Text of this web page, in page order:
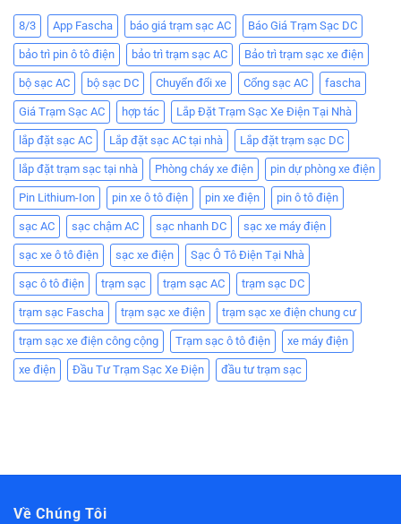
8/3 App Fascha báo giá trạm sạc AC Báo Giá Trạm Sạc DC
bảo trì pin ô tô điện bảo trì trạm sạc AC Bảo trì trạm sạc xe điện
bộ sạc AC bộ sạc DC Chuyển đổi xe Cổng sạc AC fascha
Giá Trạm Sạc AC hợp tác Lắp Đặt Trạm Sạc Xe Điện Tại Nhà
lắp đặt sạc AC Lắp đặt sạc AC tại nhà Lắp đặt trạm sạc DC
lắp đặt trạm sạc tại nhà Phòng cháy xe điện pin dự phòng xe điện
Pin Lithium-Ion pin xe ô tô điện pin xe điện pin ô tô điện
sạc AC sạc chậm AC sạc nhanh DC sạc xe máy điện
sạc xe ô tô điện sạc xe điện Sạc Ô Tô Điện Tại Nhà
sạc ô tô điện trạm sạc trạm sạc AC trạm sạc DC
trạm sạc Fascha trạm sạc xe điện trạm sạc xe điện chung cư
trạm sạc xe điện công cộng Trạm sạc ô tô điện xe máy điện
xe điện Đầu Tư Trạm Sạc Xe Điện đầu tư trạm sạc
Về Chúng Tôi